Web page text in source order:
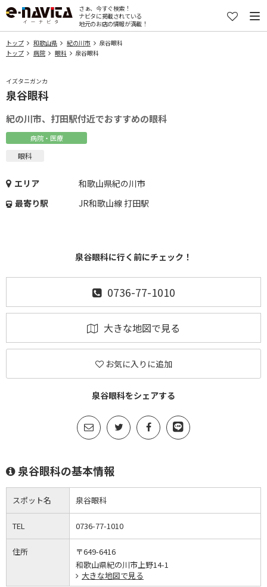
さぁ、今すぐ検索！
ナビタに掲載されている
地元のお店の情報が満載！
トップ 和歌山県 紀の川市
泉谷眼科
トップ
病院 眼科 泉谷眼科
イズタニガンカ
泉谷眼科
紀の川市、打田駅付近でおすすめの眼科
病院・医療
眼科
エリア
和歌山県紀の川市
最寄り駅
JR和歌山線 打田駅
泉谷眼科に行く前にチェック！
0736-77-1010
大きな地図で見る
お気に入りに追加
泉谷眼科をシェアする
泉谷眼科の基本情報
スポット名 泉谷眼科
TEL 0736-77-1010
住所
〒649-6416
和歌山県紀の川市上野14-1
大きな地図で見る